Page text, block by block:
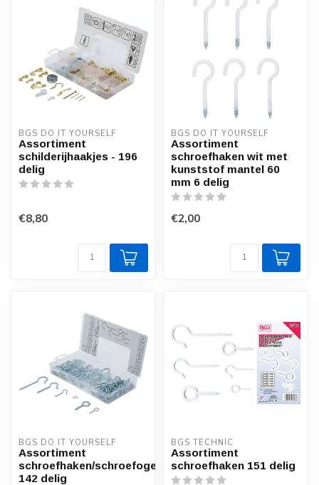
BGS DO IT YOURSELF
Assortiment
schilderijhaakjes - 196
delig
€8,80
BGS DO IT YOURSELF
Assortiment
schroefhaken wit met
kunststof mantel 60
mm 6 delig
€2,00
BGS DO IT YOURSELF
Assortiment
schroefhaken/schroefogen
142 delig
BGS TECHNIC
Assortiment
schroefhaken 151 delig